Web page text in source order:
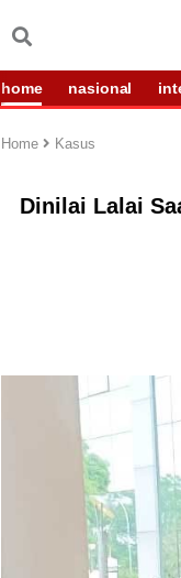
home nasional
Home Kasus
Dinilai Lalai